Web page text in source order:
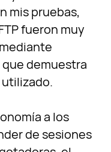
mis pruebas,
fueron muy
demuestra
a los
de sesiones